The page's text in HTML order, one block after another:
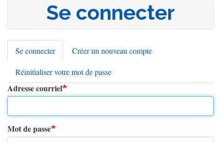
Se connecter
Onglets
principaux
Se connecter(onglet
actif)
Créer un nouveau compte
Réinitialiser votre mot de passe
Adresse courriel
Mot de passe